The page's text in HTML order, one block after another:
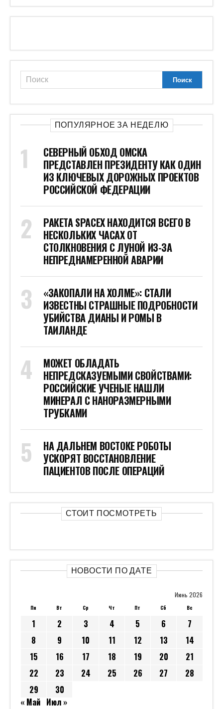
ПОПУЛЯРНОЕ ЗА НЕДЕЛЮ
СЕВЕРНЫЙ ОБХОД ОМСКА
ПРЕДСТАВЛЕН ПРЕЗИДЕНТУ КАК ОДИН
ИЗ КЛЮЧЕВЫХ ДОРОЖНЫХ ПРОЕКТОВ
РОССИЙСКОЙ ФЕДЕРАЦИИ
РАКЕТА SPACEX НАХОДИТСЯ ВСЕГО В
НЕСКОЛЬКИХ ЧАСАХ ОТ
СТОЛКНОВЕНИЯ С ЛУНОЙ ИЗ-ЗА
НЕПРЕДНАМЕРЕННОЙ АВАРИИ
«ЗАКОПАЛИ НА ХОЛМЕ»: СТАЛИ
ИЗВЕСТНЫ СТРАШНЫЕ ПОДРОБНОСТИ
УБИЙСТВА ДИАНЫ И РОМЫ В
ТАИЛАНДЕ
МОЖЕТ ОБЛАДАТЬ
НЕПРЕДСКАЗУЕМЫМИ СВОЙСТВАМИ:
РОССИЙСКИЕ УЧЕНЫЕ НАШЛИ
МИНЕРАЛ С НАНОРАЗМЕРНЫМИ
ТРУБКАМИ
НА ДАЛЬНЕМ ВОСТОКЕ РОБОТЫ
УСКОРЯТ ВОССТАНОВЛЕНИЕ
ПАЦИЕНТОВ ПОСЛЕ ОПЕРАЦИЙ
СТОИТ ПОСМОТРЕТЬ
НОВОСТИ ПО ДАТЕ
Июнь 2026
Пн Вт Ср Чт Пт Сб Вс
1 2 3 4 5 6
7
8
9 10 11 12 13
14
15
16 17 18 19 20
21
22
23 24 25 26 27
28
29
30
« Май Июл »